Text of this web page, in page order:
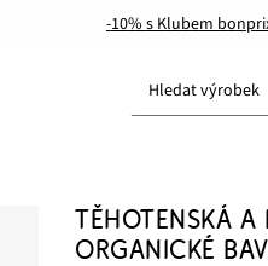
-10% s Klubem
Hledat výrobek
TĚHOTENSKÁ A
ORGANICKÉ